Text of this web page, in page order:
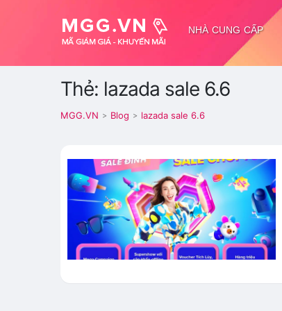
NHÀ CUNG CẤP
Thẻ: lazada sale 6.6
MGG.VN > Blog > lazada sale 6.6